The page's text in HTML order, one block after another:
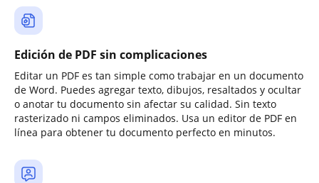
Edición de PDF sin complicaciones
Editar un PDF es tan simple como trabajar en un documento
de Word. Puedes agregar texto, dibujos, resaltados y ocultar
o anotar tu documento sin afectar su calidad. Sin texto
rasterizado ni campos eliminados. Usa un editor de PDF en
línea para obtener tu documento perfecto en minutos.